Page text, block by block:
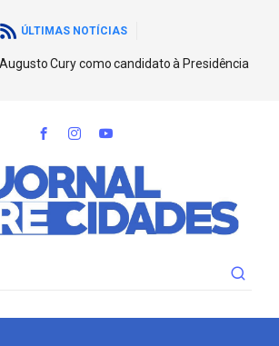
ÚLTIMAS NOTÍCIAS
Cury como candidato à Presidência